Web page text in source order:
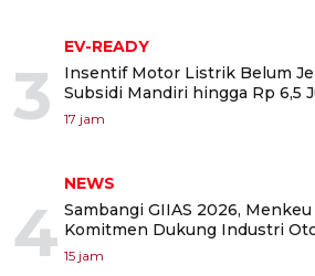
3
EV-READY
Insentif Motor Listrik Belum
Subsidi Mandiri hingga Rp 6,5
17 jam
4
NEWS
Sambangi GIIAS 2026,
Komitmen Dukung Industri
15 jam